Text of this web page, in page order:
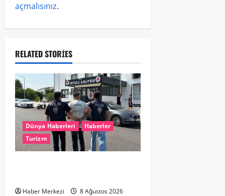
açmalısınız.
RELATED STORIES
Dünya Haberleri
Haberler
Turizm
Haber Merkezi
8 Ağustos 2026